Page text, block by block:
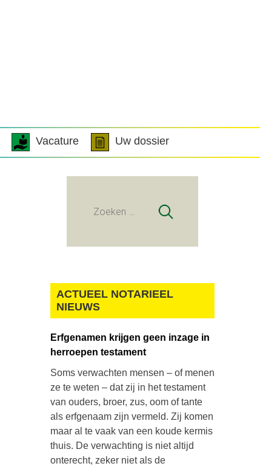
Vacature Uw dossier
Zoeken
ACTUEEL NOTARIEEL
NIEUWS
Erfgenamen krijgen geen inzage in
herroepen testament
Soms verwachten mensen – of menen
ze te weten – dat zij in het testament
van ouders, broer, zus, oom of tante
als erfgenaam zijn vermeld. Zij komen
maar al te vaak van een koude kermis
thuis. De verwachting is niet altijd
onterecht, zeker niet als de